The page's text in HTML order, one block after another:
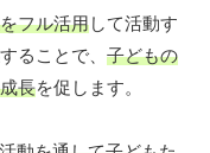
フル活用して活動す
ることで、 子どもの
長を促します。